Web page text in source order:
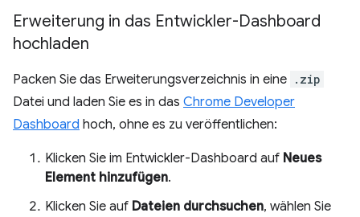
Erweiterung in das Entwickler-Dashboard
hochladen
Packen Sie das Erweiterungsverzeichnis in eine .zip
Datei und laden Sie es in das Chrome Developer
Dashboard hoch, ohne es zu veröffentlichen:
Klicken Sie im Entwickler-Dashboard auf Neues
Element hinzufügen.
Klicken Sie auf Dateien durchsuchen, wählen Sie